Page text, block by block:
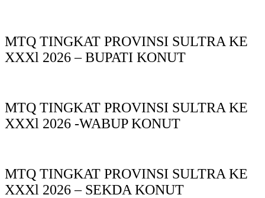
MTQ TINGKAT PROVINSI SULTRA KE
XXXl 2026 – BUPATI KONUT
MTQ TINGKAT PROVINSI SULTRA KE
XXXl 2026 -WABUP KONUT
MTQ TINGKAT PROVINSI SULTRA KE
XXXl 2026 – SEKDA KONUT